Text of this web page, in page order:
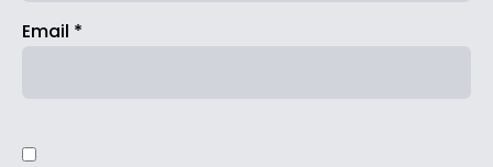
Email *